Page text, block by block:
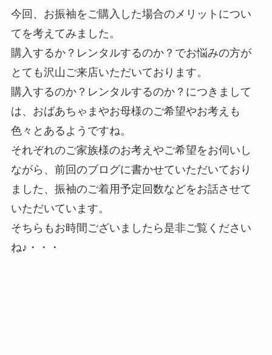
今回、お振袖をご購入した場合のメリットについ
てを考えてみました。
購入するか？レンタルするのか？でお悩みの方が
とても沢山ご来店いただいております。
購入するのか？レンタルするのか？につきまして
は、おばあちゃまやお母様のご希望やお考えも
色々とあるようですね。
それぞれのご家族様のお考えやご希望をお伺いし
ながら、前回のブログに書かせていただいており
ました、振袖のご着用予定回数などをお話させて
いただいています。
そちらもお時間ございましたら是非ご覧ください
ね♪・・・